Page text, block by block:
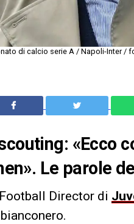
di calcio serie A / Napoli-Inter /
«Ecco
Le parole
Director di